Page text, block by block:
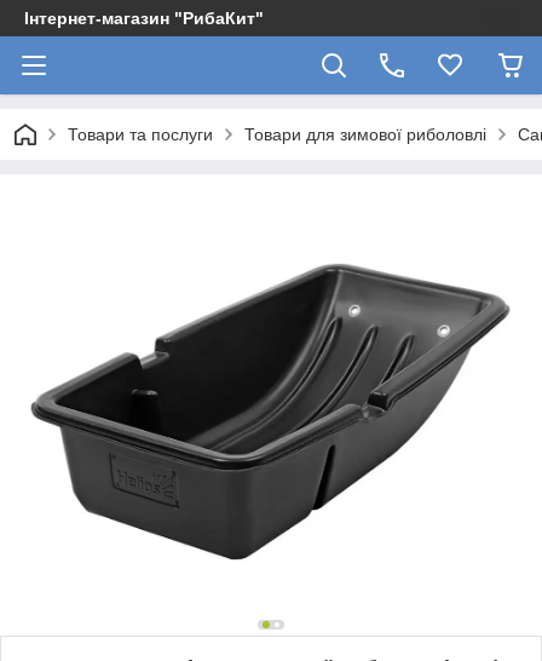
Інтернет-магазин "РибаКит"
Товари та послуги Товари для зимової риболовлі